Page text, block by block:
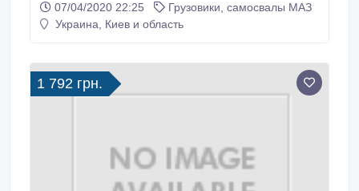
недорого косметиччку в интернете Когда речь идет о
стиле нельзя пренебрегать Хаксессуарами. Они
07/04/2020 22:25
Грузовики, самосвалы МАЗ
Украина, Киев и область
1 792 грн.